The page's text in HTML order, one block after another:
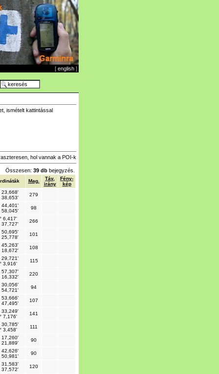
[ english ]
ismételt kattintással
hol vannak a POI-k
Összesen: 39 db bejegyzés.
Mag.
Táv,
irány
Fény-
kép
23,668'
38,653'
279
44,401'
58,045'
98
6,417'
37,727'
266
50,695'
25,778'
101
45,263'
18,672'
108
29,721'
3,916'
115
57,307'
16,332'
220
30,056'
54,721'
94
53,666'
47,495'
107
33,249'
7,176'
141
30,785'
3,458'
111
17,260'
21,889'
90
42,626'
50,981'
90
31,583'
37,572'
120